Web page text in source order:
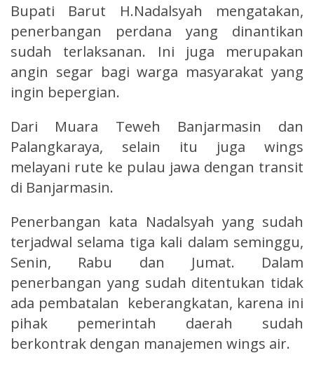
Bupati Barut H.Nadalsyah mengatakan,
penerbangan perdana yang dinantikan
sudah terlaksanan. Ini juga merupakan
angin segar bagi warga masyarakat yang
ingin bepergian.
Dari Muara Teweh Banjarmasin dan
Palangkaraya, selain itu juga wings
melayani rute ke pulau jawa dengan transit
di Banjarmasin.
Penerbangan kata Nadalsyah yang sudah
terjadwal selama tiga kali dalam seminggu,
Senin, Rabu dan Jumat. Dalam
penerbangan yang sudah ditentukan tidak
ada pembatalan keberangkatan, karena ini
pihak pemerintah daerah sudah
berkontrak dengan manajemen wings air.